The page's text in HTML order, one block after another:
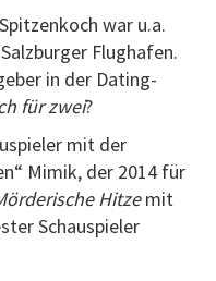
war u.a.
Flughafen.
in der Dating-
für zwei?
mit der
Mimik, der 2014 für
Hitzemit
Schauspieler